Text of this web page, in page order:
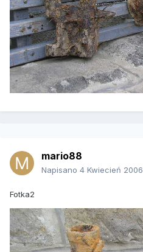
mario88
Napisano 4 Kwiecień 2006
Fotka2